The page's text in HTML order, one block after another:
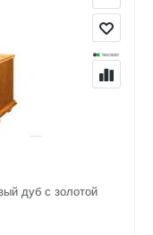
дуб с золотой